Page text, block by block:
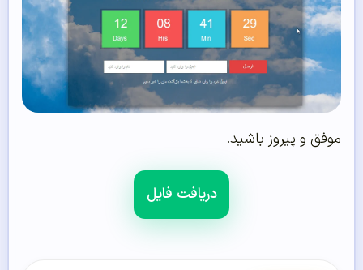
موفق و پیروز باشید.
دریافت فایل